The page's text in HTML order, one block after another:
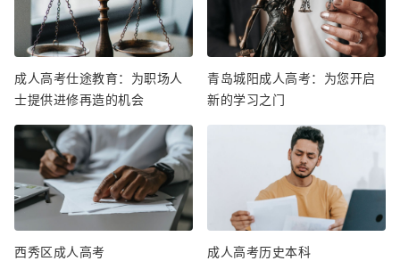
成人高考仕途教育：为职场人
士提供进修再造的机会
青岛城阳成人高考：为您开启
新的学习之门
西秀区成人高考 成人高考历史本科